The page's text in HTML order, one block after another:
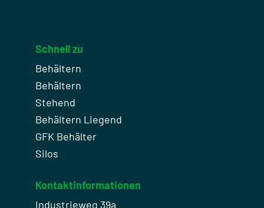
Schnell zu
Behältern
Behältern
Stehend
Behältern Liegend
GFK Behälter
Silos
Kontaktinformationen
Industrieweg 39a